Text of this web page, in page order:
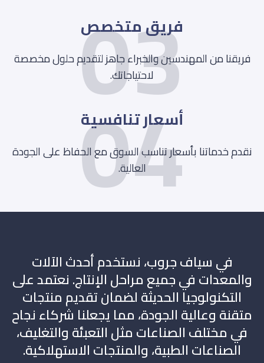
03
فريق متخصص
فريقنا من المهندسين والخبراء جاهز لتقديم حلول مخصصة
لاحتياجاتك.
04
أسعار تنافسية
نقدم خدماتنا بأسعار تناسب السوق مع الحفاظ على الجودة
العالية.
في سياف جروب، نستخدم أحدث الآلات
والمعدات في جميع مراحل الإنتاج. نعتمد على
التكنولوجيا الحديثة لضمان تقديم منتجات
متقنة وعالية الجودة، مما يجعلنا شركاء نجاح
في مختلف الصناعات مثل التعبئة والتغليف،
الصناعات الطبية، والمنتجات الاستهلاكية.